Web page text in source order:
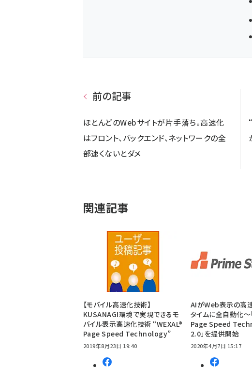
前の記事
ほとんどのWebサイトが片手落ち。高速化
はフロント、バックエンド、ネットワークの全
部速くないとダメ
関連記事
【モバイル高速化技術】
KUSANAGI環境で実現できるモ
バイル表示高速化技術 “WEXAL®
Page Speed Technology”
2019年8月23日 19:40
AIがWeb表示の高
タイムに全自動化～
Page Speed
2.0」を提供開始
2020年4月7日 15:17